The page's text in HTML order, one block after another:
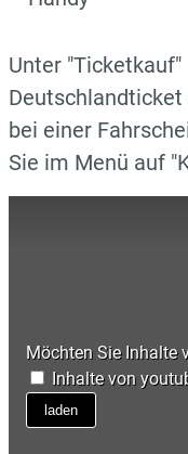
Unter
bei einer
Sie im Menü auf